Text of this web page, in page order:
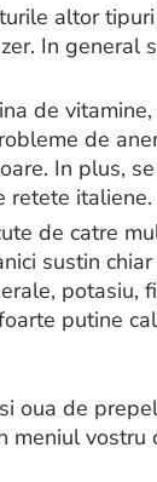
altor
In general
de
de
In plus,
retete italiene.
de catre
sustin
potasiu,
putine
oua de
meniul